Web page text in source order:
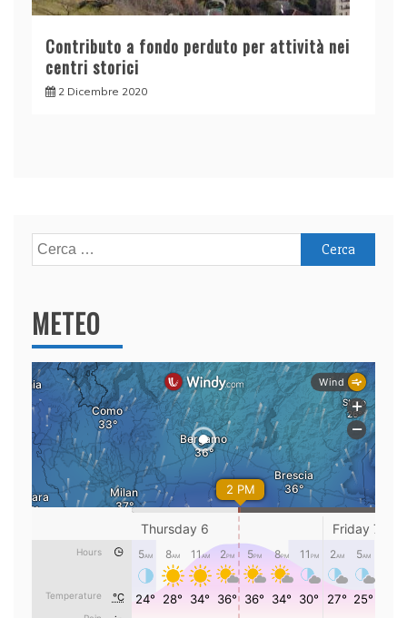
Contributo a fondo perduto per attività nei
centri storici
2 Dicembre 2020
Ricerca
per:
METEO